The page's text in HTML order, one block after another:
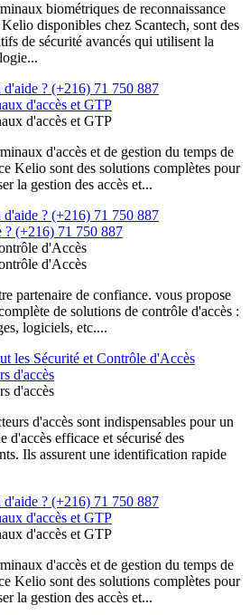
biométriques de reconnaissance
disponibles chez Scantech, sont des
de sécurité avancés qui utilisent la
d'aide ? (+216) 71 750 887
d'accès et GTP
d'accès et GTP
d'accès et de gestion du temps de
Kelio sont des solutions complètes pour
la gestion des accès et...
d'aide ? (+216) 71 750 887
? (+216) 71 750 887
d'Accès
d'Accès
partenaire de confiance. vous propose
de solutions de contrôle d'accès :
logiciels, etc....
les Sécurité et Contrôle d'Accès
d'accès
d'accès
d'accès sont indispensables pour un
d'accès efficace et sécurisé des
Ils assurent une identification rapide
d'aide ? (+216) 71 750 887
d'accès et GTP
d'accès et GTP
d'accès et de gestion du temps de
Kelio sont des solutions complètes pour
la gestion des accès et...